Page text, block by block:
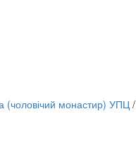
(чоловічий монастир) УПЦ/